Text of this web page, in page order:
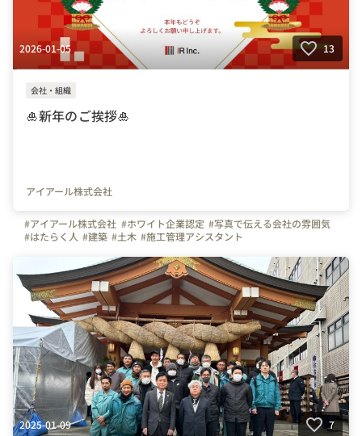
2026-01-05 13
会社・組織
🎍新年のご挨拶🎍
アイアール株式会社
#アイアール株式会社 #ホワイト企業認定 #写真で伝える会社の雰囲気
#はたらく人 #建築 #土木 #施工管理アシスタント
#神奈川県 #愛知県 #大阪府 #福岡県 #新年の挨拶
#午年
#あけましておめでとうございます #転職 #未経験OK #正社員
2025-01-09 7